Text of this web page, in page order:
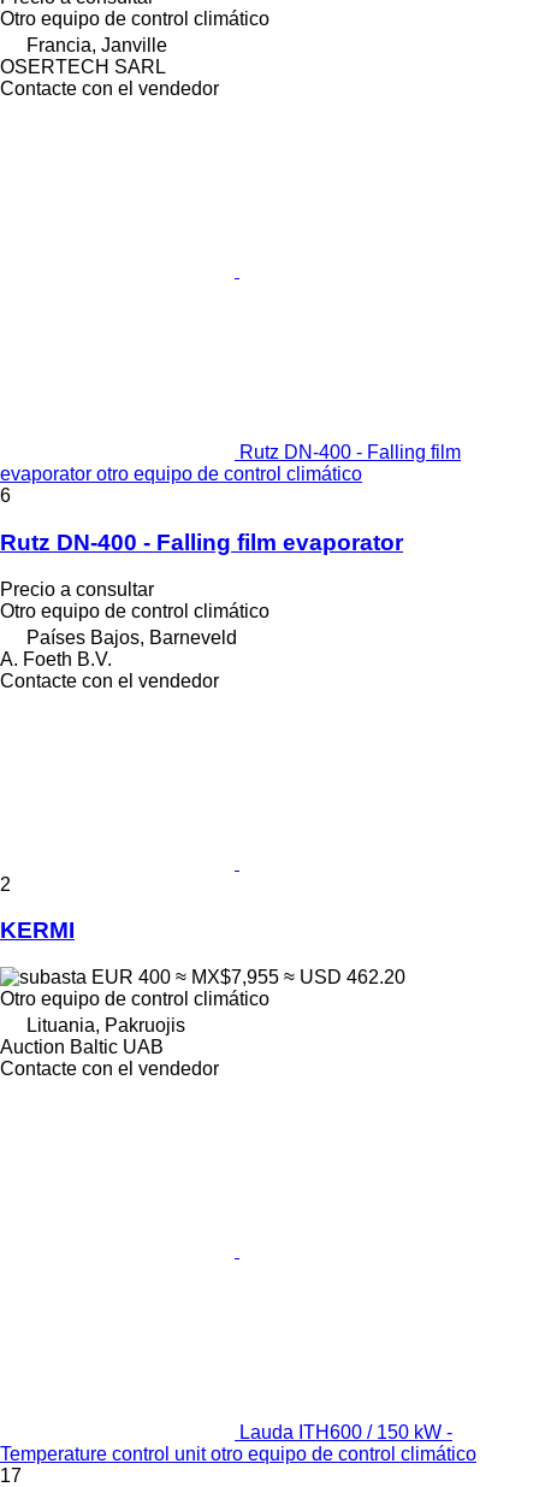
Otro equipo de control climático
Francia, Janville
OSERTECH SARL
Contacte con el vendedor
Rutz DN-400 - Falling film
evaporator otro equipo de control climático
6
Rutz DN-400 - Falling film evaporator
Precio a consultar
Otro equipo de control climático
Países Bajos, Barneveld
A. Foeth B.V.
Contacte con el vendedor
2
KERMI
EUR 400 ≈ MX$7,955 ≈ USD 462.20
Otro equipo de control climático
Lituania, Pakruojis
Auction Baltic UAB
Contacte con el vendedor
Lauda ITH600 / 150 kW -
Temperature control unit otro equipo de control climático
17